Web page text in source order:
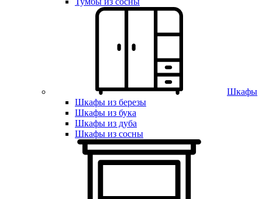
Шкафы
Шкафы из березы
Шкафы из бука
Шкафы из дуба
Шкафы из сосны